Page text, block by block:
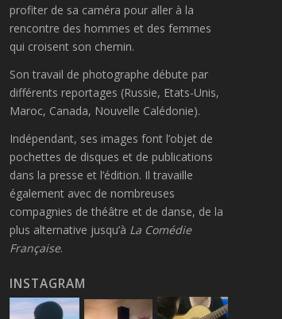
profiter de sa caméra pour aller à la
rencontre des hommes et des femmes
qui croisent son chemin.
Son travail de photographe débute par
différents reportages (Russie, Etats-Unis,
Maroc, Canada, Nouvelle Calédonie).
Indépendant, ses images font l’objet de
pochettes de disques et de publications
dans la presse et l’édition. Il travaille
également avec de nombreuses
compagnies de théâtre et de danse, de la
plus alternative jusqu’à La Comédie
Française.
INSTAGRAM